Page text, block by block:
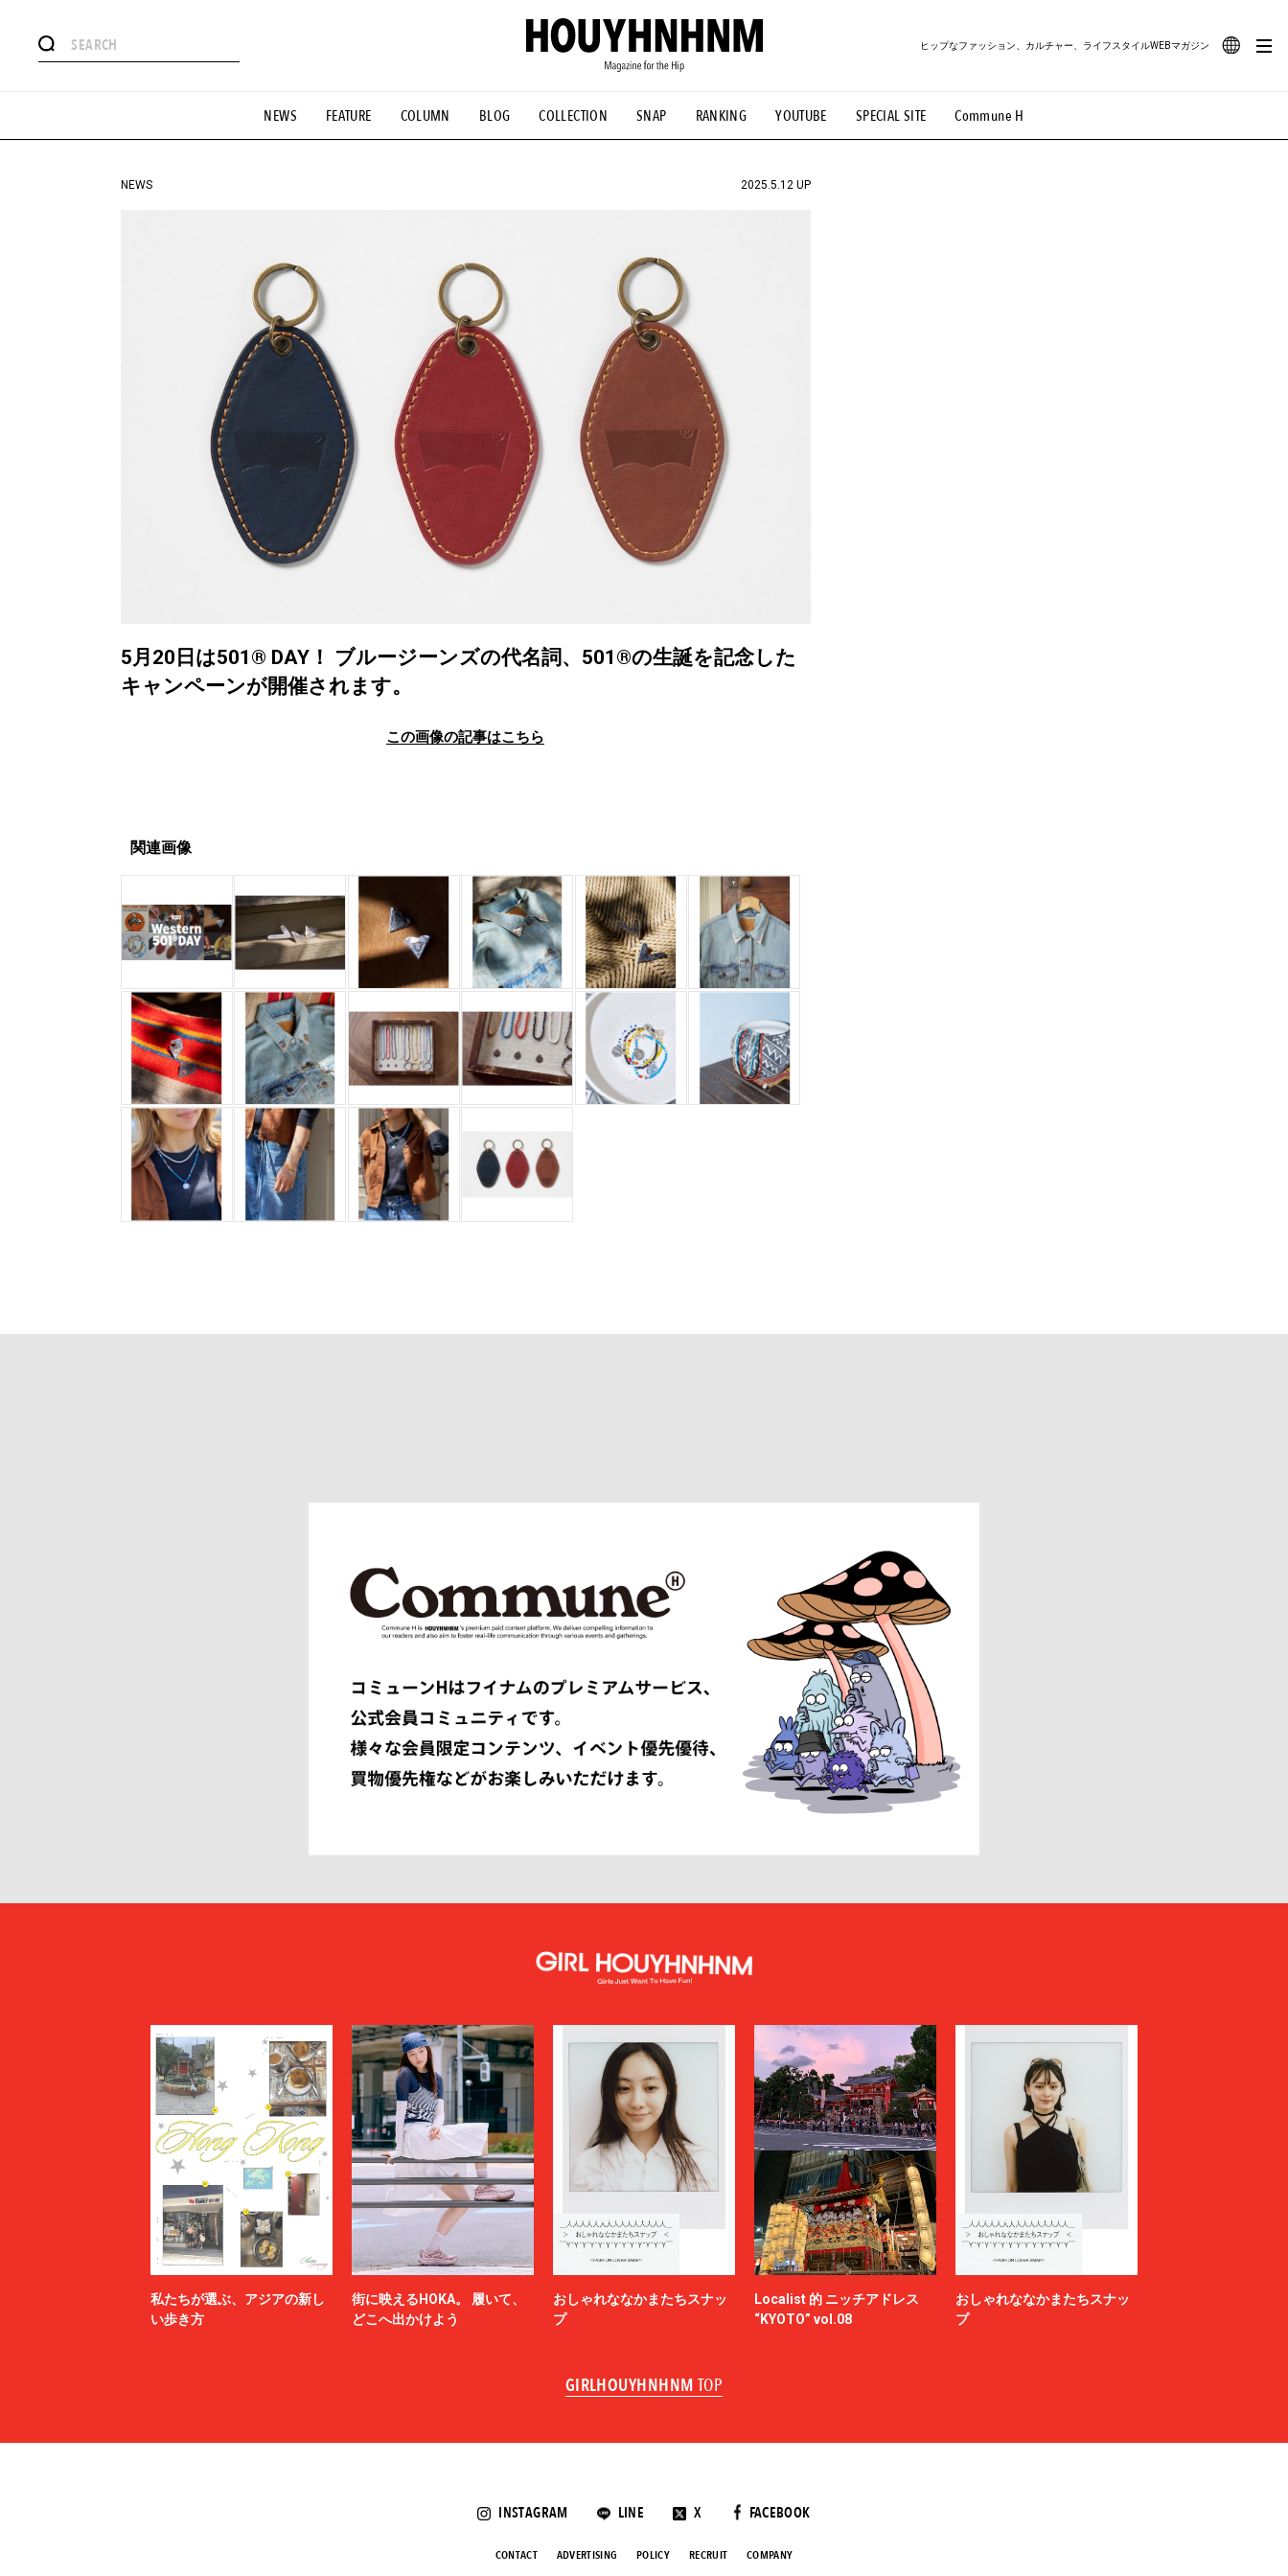
NEWS FEATURE COLUMN BLOG COLLECTION SNAP RANKING YOUTUBE SPECIAL SITE Commune H
ヒップなファッション、カルチャー、ライフスタイルWEBマガジン
#憧れの逸品 #ESSENTIAL DESIGNS #古着サミット #NEW VINTAGE #マイナーグッド図鑑 #路地裏てぃーん。 #MONTHLY JOURNAL
#GH 銘品の所以 #フイナムのYouTube #Commune H #FOCUS IT #AH.H #ととけん #FASHION #MUSIC #MOVIE #LIFESTYLE #SNEAKER #OUTDOOR
#HANDSOME HANDBOOK
NEWS 2025.5.12 UP
5月20日は501® DAY！ ブルージーンズの代名詞、501®の生誕を記念した
キャンペーンが開催されます。
この画像の記事はこちら
関連画像
私たちが選ぶ、アジアの新し
い歩き方
街に映えるHOKA。 履いて、
どこへ出かけよう
おしゃれななかまたちスナッ
プ
Localist 的 ニッチアドレス
“KYOTO” vol.08
おしゃれななかまたちスナッ
プ
GIRLHOUYHNHNM TOP
INSTAGRAM LINE X FACEBOOK
CONTACT ADVERTISING POLICY RECRUIT COMPANY